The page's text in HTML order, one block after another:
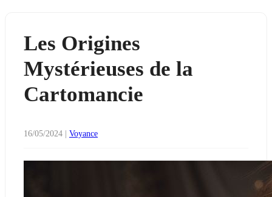
Les Origines
Mystérieuses de la
Cartomancie
16/05/2024 | Voyance